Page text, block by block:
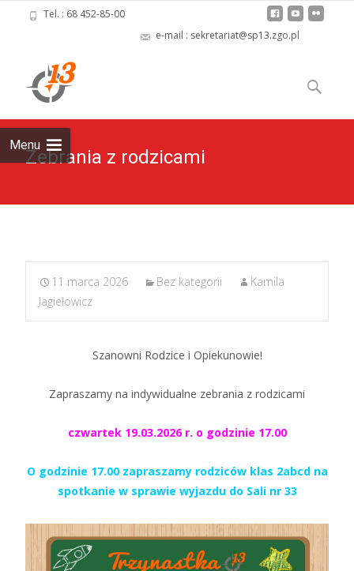
Tel. : 68 452-85-00
e-mail : sekretariat@sp13.zgo.pl
Menu
to
content
Szukaj:
Zebrania z rodzicami
11 marca 2026 Bez kategorii
Kamila
Jagiełowicz
Szanowni Rodzice i Opiekunowie!
Zapraszamy na indywidualne zebrania z rodzicami
czwartek 19.03.2026 r. o godzinie 17.00
O godzinie 17.00 zapraszamy rodziców klas 2abcd na
spotkanie w sprawie wyjazdu do Sali nr 33